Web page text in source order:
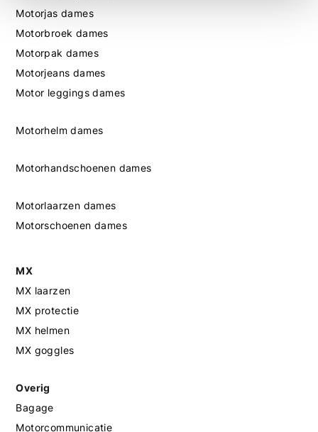
Motorjas dames
Motorbroek dames
Motorpak dames
Motorjeans dames
Motor leggings dames
Motorhelm dames
Motorhandschoenen dames
Motorlaarzen dames
Motorschoenen dames
MX
MX laarzen
MX protectie
MX helmen
MX goggles
Overig
Bagage
Motorcommunicatie